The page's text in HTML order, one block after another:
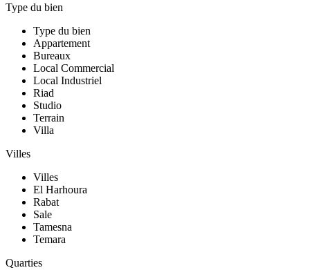
Type du bien
Type du bien
Appartement
Bureaux
Local Commercial
Local Industriel
Riad
Studio
Terrain
Villa
Villes
Villes
El Harhoura
Rabat
Sale
Tamesna
Temara
Quarties